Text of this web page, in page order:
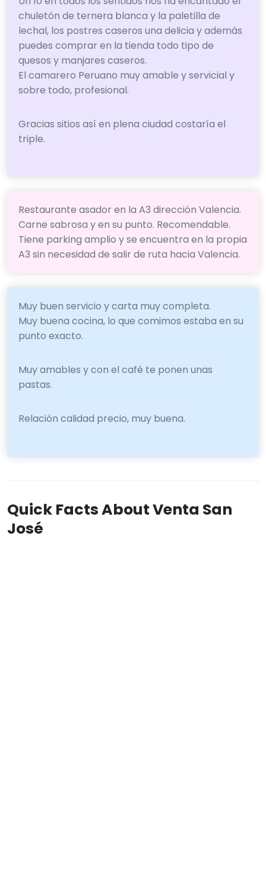
chuletón de ternera blanca y la paletilla de
lechal, los postres caseros una delicia y además
puedes comprar en la tienda todo tipo de
quesos y manjares caseros.
El camarero Peruano muy amable y servicial y
sobre todo, profesional.
Gracias sitios así en plena ciudad costaría el
triple.
Restaurante asador en la A3 dirección Valencia.
Carne sabrosa y en su punto. Recomendable.
Tiene parking amplio y se encuentra en la propia
A3 sin necesidad de salir de ruta hacia Valencia.
Muy buen servicio y carta muy completa.
Muy buena cocina, lo que comimos estaba en su
punto exacto.
Muy amables y con el café te ponen unas
pastas.
Relación calidad precio, muy buena.
Quick Facts About Venta San
José